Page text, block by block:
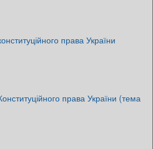
права України
права України (тема